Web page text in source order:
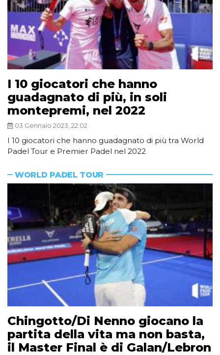
I 10 giocatori che hanno
guadagnato di più, in soli
montepremi, nel 2022
03 Gennaio 2023, 22:02
I 10 giocatori che hanno guadagnato di più tra World
Padel Tour e Premier Padel nel 2022
WORLD PADEL TOUR
Chingotto/Di Nenno giocano la
partita della vita ma non basta,
il Master Final è di Galan/Lebron